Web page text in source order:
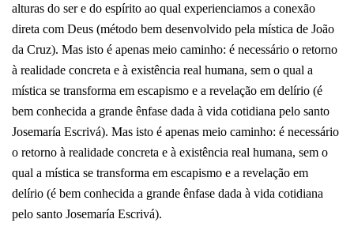
alturas do ser e do espírito ao qual experienciamos a conexão
direta com Deus (método bem desenvolvido pela mística de João
da Cruz). Mas isto é apenas meio caminho: é necessário o retorno
à realidade concreta e à existência real humana, sem o qual a
mística se transforma em escapismo e a revelação em delírio (é
bem conhecida a grande ênfase dada à vida cotidiana pelo santo
Josemaría Escrivá). Mas isto é apenas meio caminho: é necessário
o retorno à realidade concreta e à existência real humana, sem o
qual a mística se transforma em escapismo e a revelação em
delírio (é bem conhecida a grande ênfase dada à vida cotidiana
pelo santo Josemaría Escrivá).